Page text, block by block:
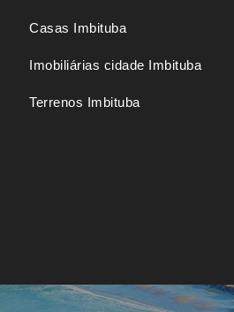
Casas Imbituba
Imobiliárias cidade Imbituba
Terrenos Imbituba